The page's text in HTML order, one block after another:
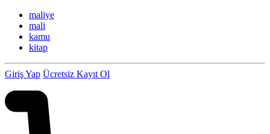
maliye
mali
kamu
kitap
Giriş Yap Ücretsiz Kayıt Ol